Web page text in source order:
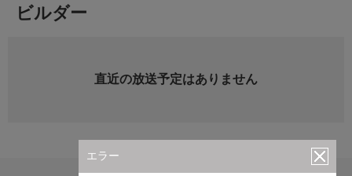
エラー
ビルダー
直近の放送予定はありません